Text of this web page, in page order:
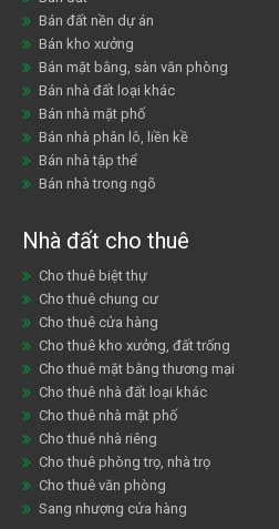
Bán đất nền dự án
Bán kho xưởng
Bán mặt bằng, sàn văn phòng
Bán nhà đất loại khác
Bán nhà mặt phố
Bán nhà phân lô, liền kề
Bán nhà tập thể
Bán nhà trong ngõ
Nhà đất cho thuê
Cho thuê biệt thự
Cho thuê chung cư
Cho thuê cửa hàng
Cho thuê kho xưởng, đất trống
Cho thuê mặt bằng thương mại
Cho thuê nhà đất loại khác
Cho thuê nhà mặt phố
Cho thuê nhà riêng
Cho thuê phòng trọ, nhà trọ
Cho thuê văn phòng
Sang nhượng cửa hàng